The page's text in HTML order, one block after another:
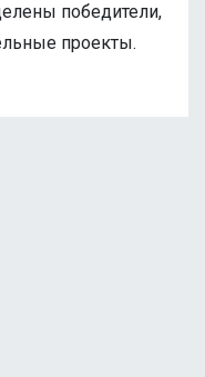
победители,
проекты.